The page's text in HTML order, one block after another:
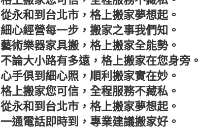
從永和到台北市，格上搬家夢想起。
細心經營每一步，搬家之事我們知。
藝術樂器家具搬，格上搬家全能勢。
不論大小路有多遠，格上搬家在您身旁。
心手俱到細心照，順利搬家實在妙。
格上搬家您可信，全程服務不藏私。
從永和到台北市，格上搬家夢想起。
一通電話即時到，專業建議搬家好。